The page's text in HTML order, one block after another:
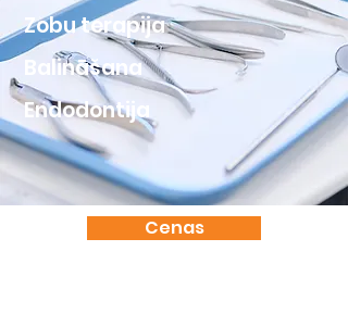
Zobu terapija
Balināšana
Endodontija
Cenas